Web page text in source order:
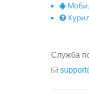
Служба